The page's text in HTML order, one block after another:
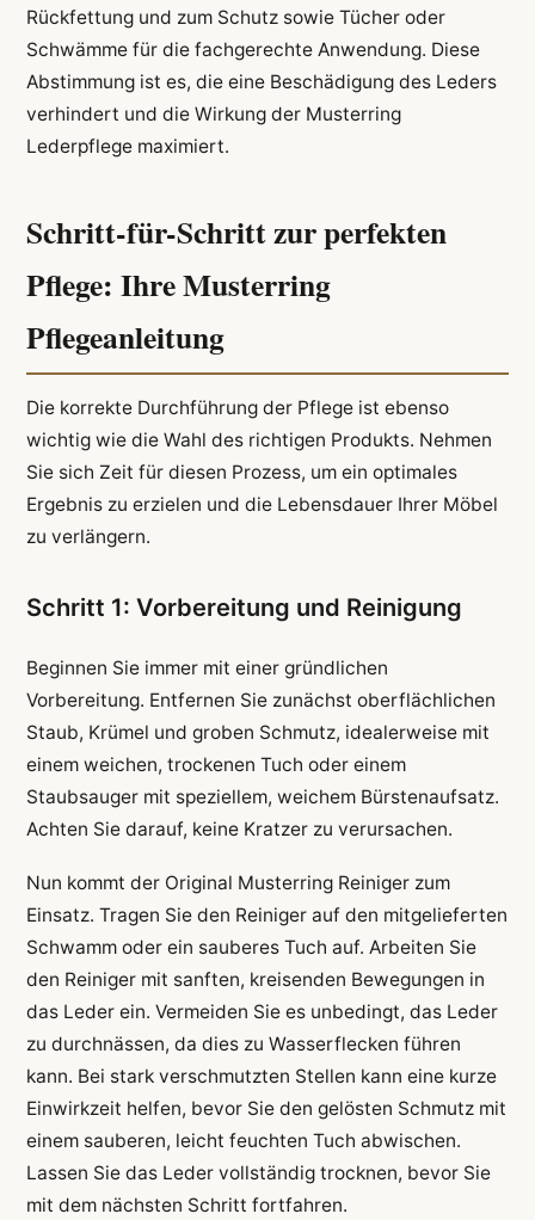
Rückfettung und zum Schutz sowie Tücher oder
Schwämme für die fachgerechte Anwendung. Diese
Abstimmung ist es, die eine Beschädigung des Leders
verhindert und die Wirkung der Musterring
Lederpflege maximiert.
Schritt-für-Schritt zur perfekten
Pflege: Ihre Musterring
Pflegeanleitung
Die korrekte Durchführung der Pflege ist ebenso
wichtig wie die Wahl des richtigen Produkts. Nehmen
Sie sich Zeit für diesen Prozess, um ein optimales
Ergebnis zu erzielen und die Lebensdauer Ihrer Möbel
zu verlängern.
Schritt 1: Vorbereitung und Reinigung
Beginnen Sie immer mit einer gründlichen
Vorbereitung. Entfernen Sie zunächst oberflächlichen
Staub, Krümel und groben Schmutz, idealerweise mit
einem weichen, trockenen Tuch oder einem
Staubsauger mit speziellem, weichem Bürstenaufsatz.
Achten Sie darauf, keine Kratzer zu verursachen.
Nun kommt der Original Musterring Reiniger zum
Einsatz. Tragen Sie den Reiniger auf den mitgelieferten
Schwamm oder ein sauberes Tuch auf. Arbeiten Sie
den Reiniger mit sanften, kreisenden Bewegungen in
das Leder ein. Vermeiden Sie es unbedingt, das Leder
zu durchnässen, da dies zu Wasserflecken führen
kann. Bei stark verschmutzten Stellen kann eine kurze
Einwirkzeit helfen, bevor Sie den gelösten Schmutz mit
einem sauberen, leicht feuchten Tuch abwischen.
Lassen Sie das Leder vollständig trocknen, bevor Sie
mit dem nächsten Schritt fortfahren.